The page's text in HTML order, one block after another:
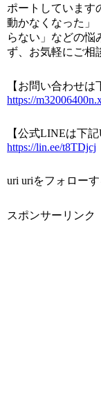
ポートしています
動かなくなった」
らない」などの悩
ず、お気軽にご相
【お問い合わせは
https://
【公式LINEは下記
https://lin.ee/t8TDjcj
uri uriをフォローす
スポンサーリンク